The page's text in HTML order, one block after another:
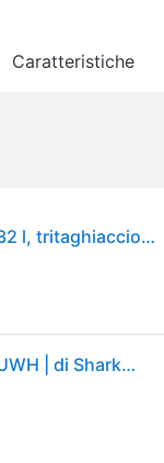
Caratteristiche
SharkNinja Ninja Blast, frullatore portatile, 0,532 l, tritaghiaccio, 14,4 W, bianco
Frullatore portatile Ninja Blast in Bianco | BC151EUWH | di SharkNinja